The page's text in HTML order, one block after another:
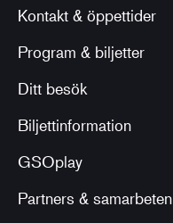
Kontakt & öppettider
Program & biljetter
Ditt besök
Biljettinformation
GSOplay
Partners & samarbeten